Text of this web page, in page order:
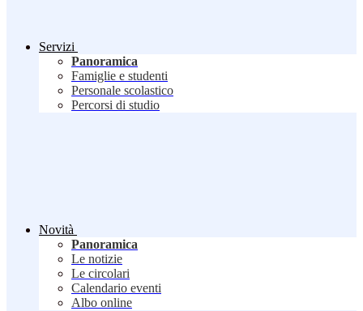
Servizi
Panoramica
Famiglie e studenti
Personale scolastico
Percorsi di studio
Novità
Panoramica
Le notizie
Le circolari
Calendario eventi
Albo online